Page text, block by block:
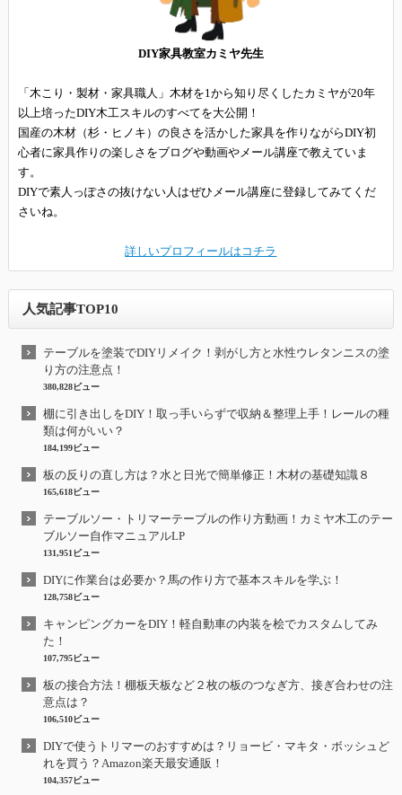
DIY家具教室カミヤ先生
「木こり・製材・家具職人」木材を1から知り尽くしたカミヤが20年
以上培ったDIY木工スキルのすべてを大公開！
国産の木材（杉・ヒノキ）の良さを活かした家具を作りながらDIY初
心者に家具作りの楽しさをブログや動画やメール講座で教えていま
す。
DIYで素人っぽさの抜けない人はぜひメール講座に登録してみてくだ
さいね。
詳しいプロフィールはコチラ
人気記事TOP10
テーブルを塗装でDIYリメイク！剥がし方と水性ウレタンニスの塗
り方の注意点！
380,828ビュー
棚に引き出しをDIY！取っ手いらずで収納＆整理上手！レールの種
類は何がいい？
184,199ビュー
板の反りの直し方は？水と日光で簡単修正！木材の基礎知識８
165,618ビュー
テーブルソー・トリマーテーブルの作り方動画！カミヤ木工のテー
ブルソー自作マニュアルLP
131,951ビュー
DIYに作業台は必要か？馬の作り方で基本スキルを学ぶ！
128,758ビュー
キャンピングカーをDIY！軽自動車の内装を桧でカスタムしてみ
た！
107,795ビュー
板の接合方法！棚板天板など２枚の板のつなぎ方、接ぎ合わせの注
意点は？
106,510ビュー
DIYで使うトリマーのおすすめは？リョービ・マキタ・ボッシュど
れを買う？Amazon楽天最安通販！
104,357ビュー